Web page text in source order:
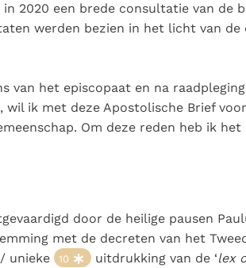
in 2020 een brede consultatie van de
werden bezien in het licht van de
van het episcopaat en na
, wil ik met deze Apostolische Brief
Om deze reden heb ik het
door de heilige pausen
met de decreten van het
unieke 10 uitdrukking van de ‘lex